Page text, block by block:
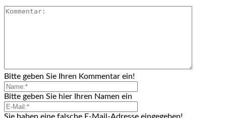
Bitte geben Sie Ihren Kommentar ein!
Bitte geben Sie hier Ihren Namen ein